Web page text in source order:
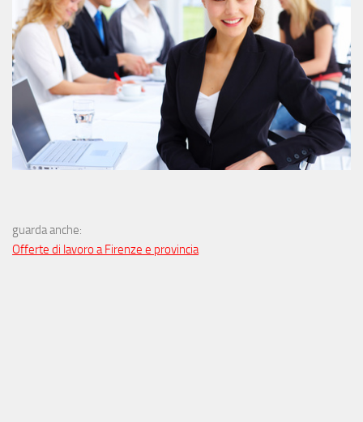
guarda anche:
Offerte di lavoro a Firenze e provincia